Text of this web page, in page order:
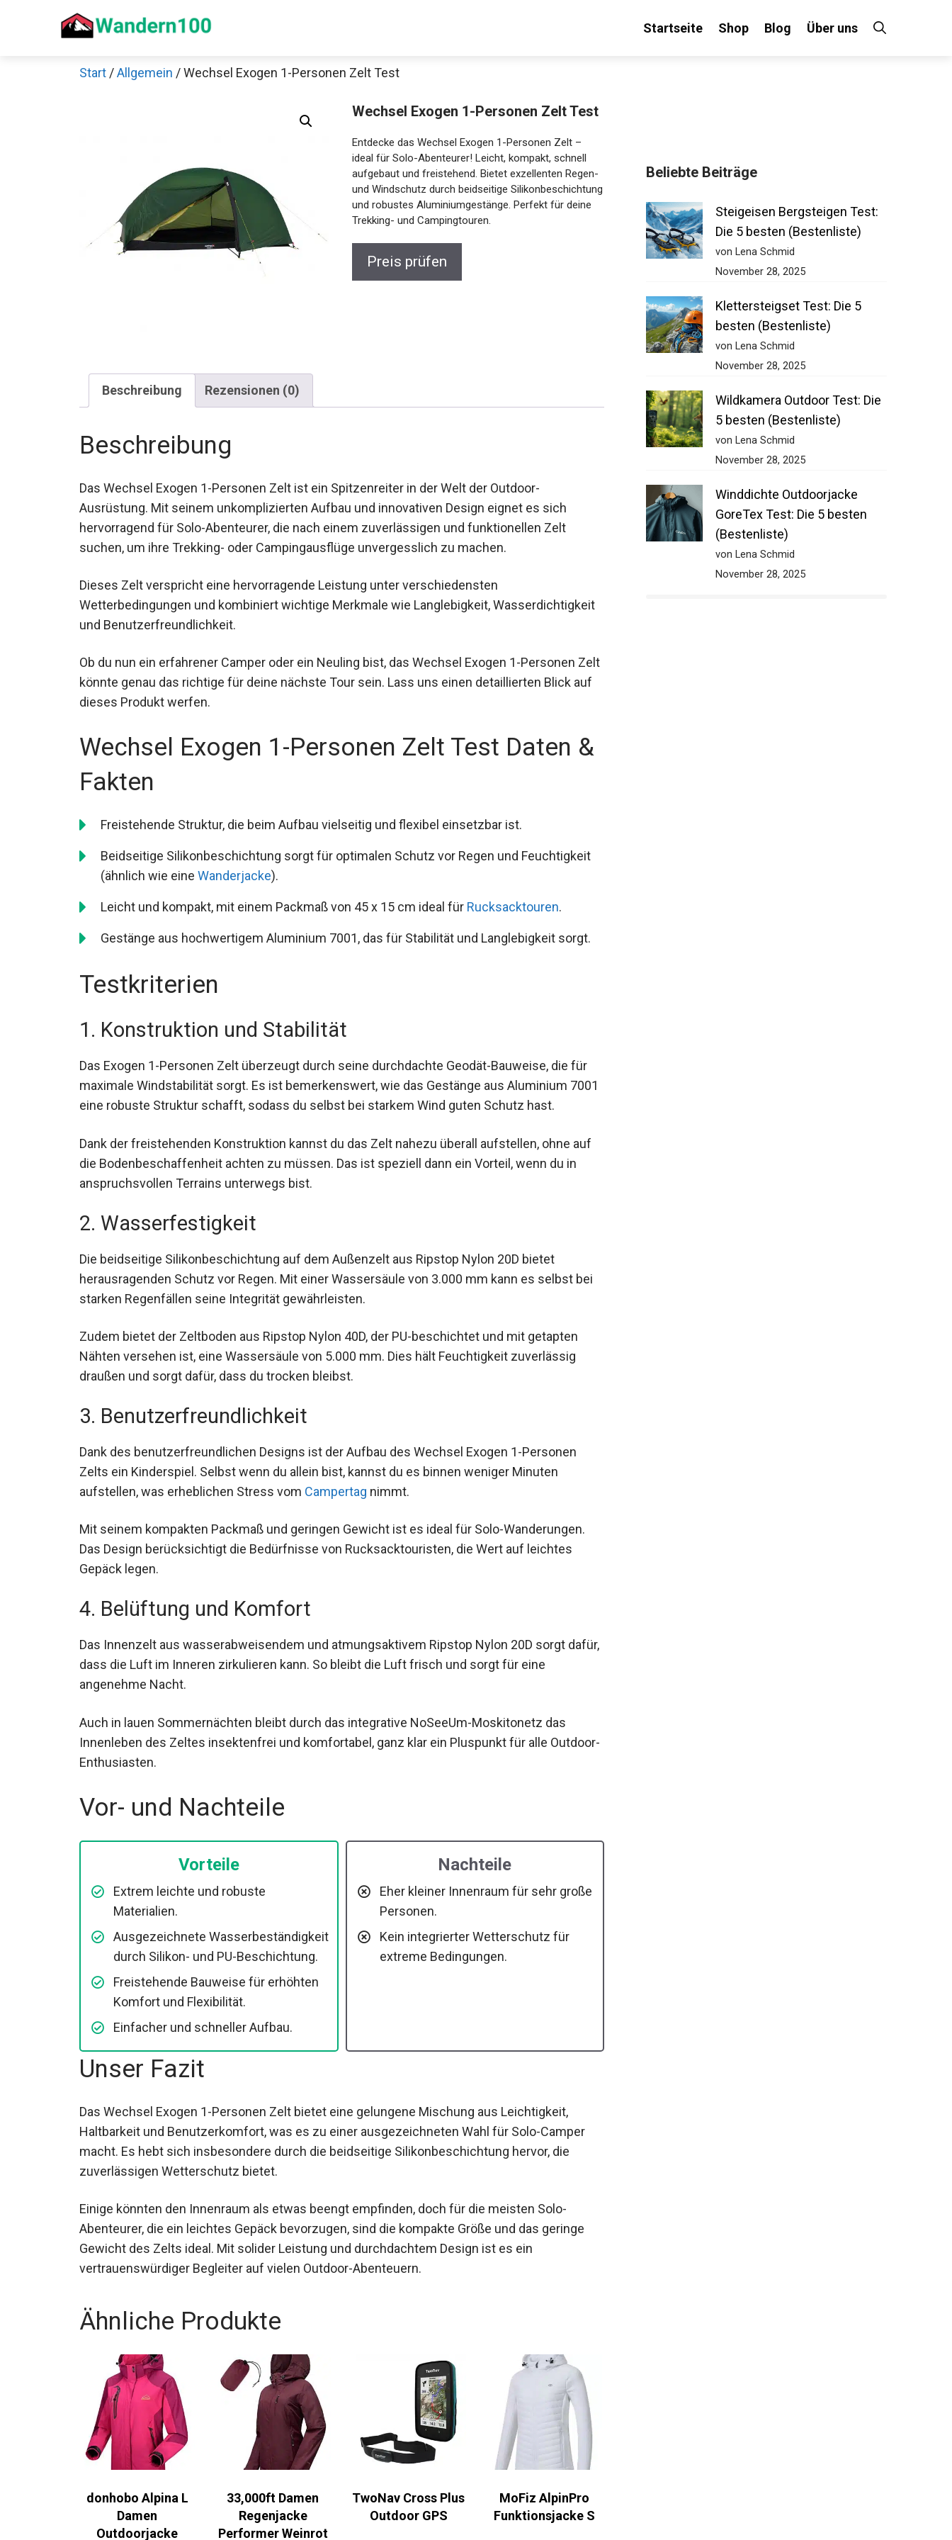
Startseite Shop Blog Über uns
Start /Allgemein / Wechsel Exogen 1-Personen Zelt Test
Wechsel Exogen 1-Personen Zelt Test
Entdecke das Wechsel Exogen 1-Personen Zelt –
ideal für Solo-Abenteurer! Leicht, kompakt, schnell
aufgebaut und freistehend. Bietet exzellenten Regen-
und Windschutz durch beidseitige
Silikonbeschichtung und robustes
Aluminiumgestänge. Perfekt für deine Trekking- und
Preis prüfen
Beschreibung Rezensionen (0)
Beschreibung
Das Wechsel Exogen 1-Personen Zelt ist ein Spitzenreiter in der Welt der Outdoor-
Ausrüstung. Mit seinem unkomplizierten Aufbau und innovativen Design eignet es sich
hervorragend für Solo-Abenteurer, die nach einem zuverlässigen und funktionellen Zelt
suchen, um ihre Trekking- oder Campingausflüge unvergesslich zu machen.
Dieses Zelt verspricht eine hervorragende Leistung unter verschiedensten
Wetterbedingungen und kombiniert wichtige Merkmale wie Langlebigkeit, Wasserdichtigkeit
und Benutzerfreundlichkeit.
Ob du nun ein erfahrener Camper oder ein Neuling bist, das Wechsel Exogen 1-Personen
Zelt könnte genau das richtige für deine nächste Tour sein. Lass uns einen detaillierten Blick
auf dieses Produkt werfen.
Wechsel Exogen 1-Personen Zelt Test Daten &
Fakten
Freistehende Struktur, die beim Aufbau vielseitig und flexibel einsetzbar ist.
Beidseitige Silikonbeschichtung sorgt für optimalen Schutz vor Regen und Feuchtigkeit
(ähnlich wie eine Wanderjacke).
Leicht und kompakt, mit einem Packmaß von 45 x 15 cm ideal für Rucksacktouren
Gestänge aus hochwertigem Aluminium 7001, das für Stabilität und Langlebigkeit sorgt.
Testkriterien
1. Konstruktion und Stabilität
Das Exogen 1-Personen Zelt überzeugt durch seine durchdachte Geodät-Bauweise, die für
maximale Windstabilität sorgt. Es ist bemerkenswert, wie das Gestänge aus Aluminium
7001 eine robuste Struktur schafft, sodass du selbst bei starkem Wind guten Schutz hast.
Dank der freistehenden Konstruktion kannst du das Zelt nahezu überall aufstellen, ohne auf
die Bodenbeschaffenheit achten zu müssen. Das ist speziell dann ein Vorteil, wenn du in
anspruchsvollen Terrains unterwegs bist.
2. Wasserfestigkeit
Die beidseitige Silikonbeschichtung auf dem Außenzelt aus Ripstop Nylon 20D bietet
herausragenden Schutz vor Regen. Mit einer Wassersäule von 3.000 mm kann es selbst bei
starken Regenfällen seine Integrität gewährleisten.
Zudem bietet der Zeltboden aus Ripstop Nylon 40D, der PU-beschichtet und mit getapten
Nähten versehen ist, eine Wassersäule von 5.000 mm. Dies hält Feuchtigkeit zuverlässig
draußen und sorgt dafür, dass du trocken bleibst.
3. Benutzerfreundlichkeit
Dank des benutzerfreundlichen Designs ist der Aufbau des Wechsel Exogen 1-Personen
Zelts ein Kinderspiel. Selbst wenn du allein bist, kannst du es binnen weniger Minuten
aufstellen, was erheblichen Stress vom Campertag nimmt.
Mit seinem kompakten Packmaß und geringen Gewicht ist es ideal für Solo-Wanderungen.
Das Design berücksichtigt die Bedürfnisse von Rucksacktouristen, die Wert auf leichtes
Gepäck legen.
4. Belüftung und Komfort
Das Innenzelt aus wasserabweisendem und atmungsaktivem Ripstop Nylon 20D sorgt
dafür, dass die Luft im Inneren zirkulieren kann. So bleibt die Luft frisch und sorgt für eine
angenehme Nacht.
Auch in lauen Sommernächten bleibt durch das integrative NoSeeUm-Moskitonetz das
Innenleben des Zeltes insektenfrei und komfortabel, ganz klar ein Pluspunkt für alle
Outdoor-Enthusiasten.
Vor- und Nachteile
Vorteile
Extrem leichte und robuste
Materialien.
Ausgezeichnete
Wasserbeständigkeit durch Silikon-
Freistehende Bauweise für erhöhten
Nachteile
Eher kleiner Innenraum für sehr große
Personen.
Kein integrierter Wetterschutz für
extreme Bedingungen.
Unser Fazit
Das Wechsel Exogen 1-Personen Zelt bietet eine gelungene Mischung aus Leichtigkeit,
Haltbarkeit und Benutzerkomfort, was es zu einer ausgezeichneten Wahl für Solo-Camper
macht. Es hebt sich insbesondere durch die beidseitige Silikonbeschichtung hervor, die
Einige könnten den Innenraum als etwas beengt empfinden, doch für die meisten Solo-
Abenteurer, die ein leichtes Gepäck bevorzugen, sind die kompakte Größe und das geringe
Gewicht des Zelts ideal. Mit solider Leistung und durchdachtem Design ist es ein
Ähnliche Produkte
donhobo Alpina L
Damen
33,000ft Damen
Regenjacke
TwoNav Cross Plus
MoFiz AlpinPro
Beliebte Beiträge
Steigeisen Bergsteigen Test:
Die 5 besten (Bestenliste)
von Lena Schmid
November 28, 2025
Klettersteigset Test: Die 5
besten (Bestenliste)
von Lena Schmid
November 28, 2025
Wildkamera Outdoor Test: Die
5 besten (Bestenliste)
von Lena Schmid
November 28, 2025
Winddichte Outdoorjacke
GoreTex Test: Die 5 besten
(Bestenliste)
von Lena Schmid
November 28, 2025
Decathlon Sale
Schaue dir jetzt die meistverkauften Produkte im Sale bei Decathlon an!
Jetzt anschauen